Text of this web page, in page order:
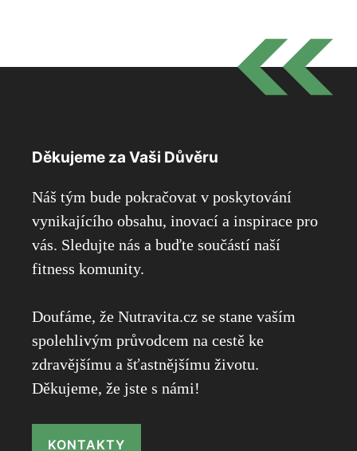
Děkujeme za Vaši Důvěru
Náš tým bude pokračovat v poskytování
vynikajícího obsahu, inovací a inspirace pro
vás. Sledujte nás a buďte součástí naší
fitness komunity.
Doufáme, že Nutravita.cz se stane vaším
spolehlivým průvodcem na cestě ke
zdravějšímu a šťastnějšímu životu.
Děkujeme, že jste s námi!
KONTAKTY